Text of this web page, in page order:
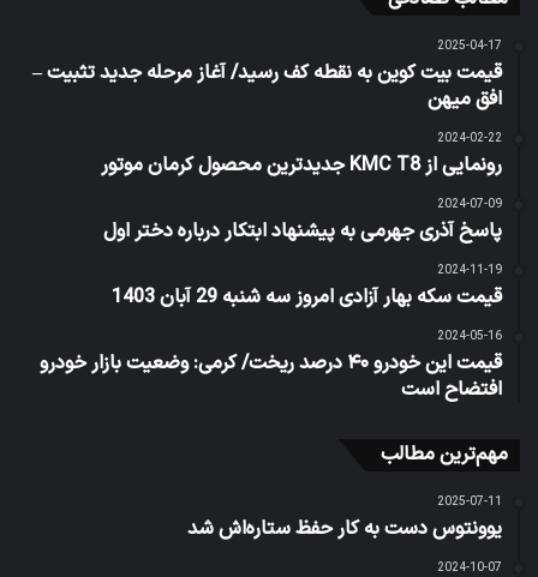
2025-04-17
قیمت بیت کوین به نقطه کف رسید/ آغاز مرحله جدید تثبیت –
افق میهن
2024-02-22
رونمایی از KMC T8 جدیدترین محصول کرمان موتور
2024-07-09
پاسخ آذرى جهرمى به پیشنهاد ابتکار درباره دختر اول
2024-11-19
قیمت سکه بهار آزادی امروز سه شنبه 29 آبان 1403
2024-05-16
قیمت این خودرو ۴۰ درصد ریخت/ کرمی: وضعیت بازار خودرو
افتضاح است
مهم‌ترین مطالب
2025-07-11
یوونتوس دست به کار حفظ ستاره‌اش شد
2024-10-07